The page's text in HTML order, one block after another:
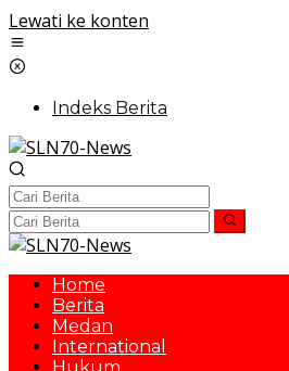
Lewati ke konten
Indeks Berita
Home
Berita
Medan
International